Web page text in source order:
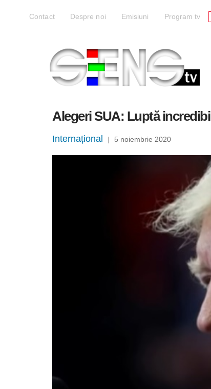
Contact Despre noi Emisiuni Program tv
Alegeri SUA: Luptă
Internațional | 5 noiembrie 2020